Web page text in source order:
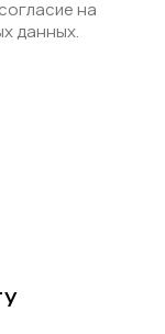
согласие на
данных.